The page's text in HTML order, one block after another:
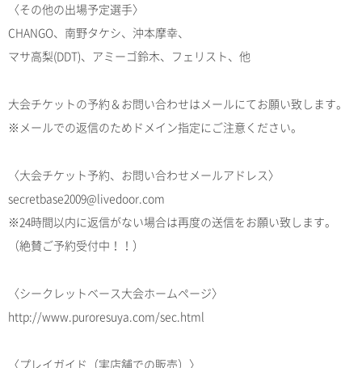
〈その他の出場予定選手〉
CHANGO、南野タケシ、沖本摩幸、
マサ高梨(DDT)、アミーゴ鈴木、フェリスト、他
大会チケットの予約＆お問い合わせはメールにてお願い致します。
※メールでの返信のためドメイン指定にご注意ください。
〈大会チケット予約、お問い合わせメールアドレス〉
secretbase2009@livedoor.com
※24時間以内に返信がない場合は再度の送信をお願い致します。
（絶賛ご予約受付中！！）
〈シークレットベース大会ホームページ〉
http://www.puroresuya.com/sec.html
〈プレイガイド（実店舗での販売）〉